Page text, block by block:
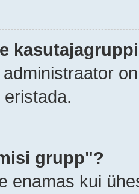
grupp"?
enamas kui